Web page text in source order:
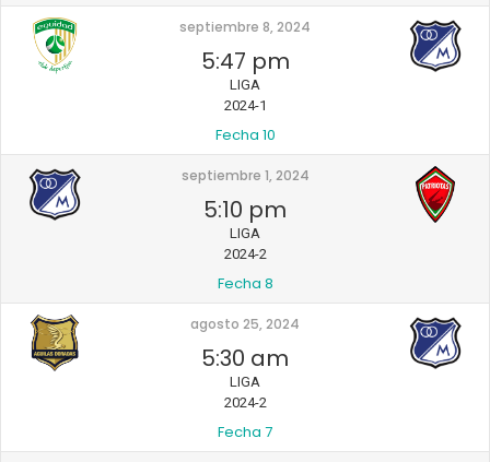
septiembre 8, 2024
5:47 pm
LIGA
2024-1
Fecha 10
septiembre 1, 2024
5:10 pm
LIGA
2024-2
Fecha 8
agosto 25, 2024
5:30 am
LIGA
2024-2
Fecha 7